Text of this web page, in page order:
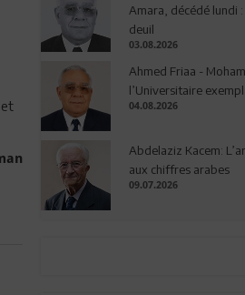
Amara, décédé lundi
deuil
03.08.2026
Ahmed Friaa -
l’Universitaire
04.08.2026
Abdelaziz Kacem:
aux chiffres arabes
09.07.2026